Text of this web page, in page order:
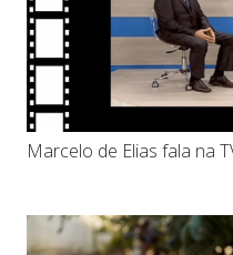
Marcelo de Elias fala na